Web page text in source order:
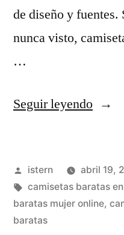
de diseño y fuentes.
nunca visto,
…
Seguir leyendo
Publicado
por
istern abril 19,
Etiquetas:
camisetas baratas
baratas mujer online,
baratas